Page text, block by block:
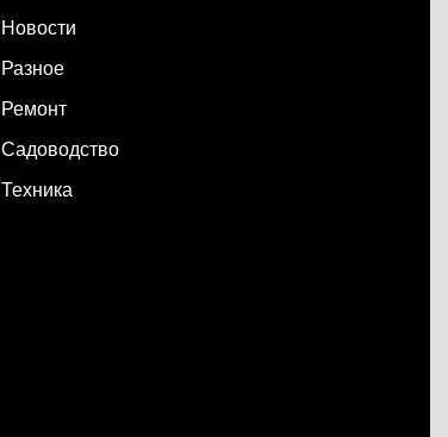
Новости
Разное
Ремонт
Садоводство
Техника